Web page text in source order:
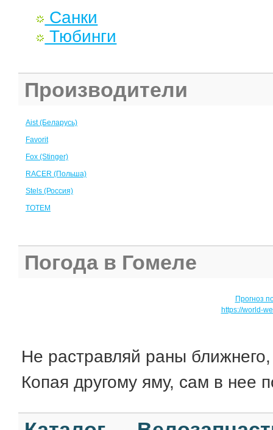
Санки
Тюбинги
Производители
Aist (Беларусь)
Favorit
Fox (Stinger)
RACER (Польша)
Stels (Россия)
TOTEM
Погода в Гомеле
Прогноз
https://world-
Не растравляй раны
Копая другому яму, сам в нее